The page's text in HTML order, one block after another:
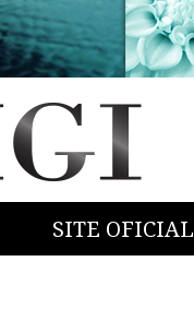
SITE OFICIAL